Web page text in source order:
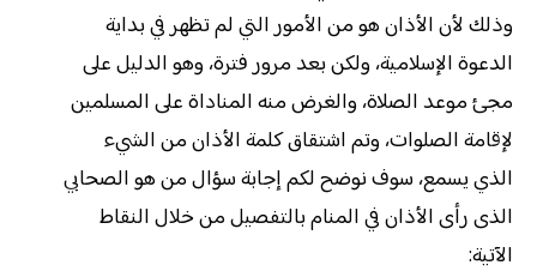
وذلك لأن الأذان هو من الأمور التي لم تظهر في بداية
الدعوة الإسلامية، ولكن بعد مرور فترة، وهو الدليل على
مجئ موعد الصلاة، والغرض منه المناداة على المسلمين
لإقامة الصلوات، وتم اشتقاق كلمة الأذان من الشيء
الذي يسمع، سوف نوضح لكم إجابة سؤال من هو الصحابي
الذى رأى الأذان في المنام بالتفصيل من خلال النقاط
الآتية: